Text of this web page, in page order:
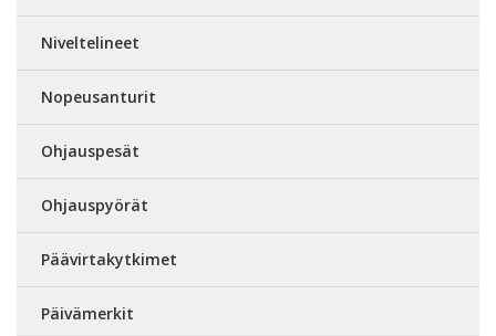
Niveltelineet
Nopeusanturit
Ohjauspesät
Ohjauspyörät
Päävirtakytkimet
Päivämerkit